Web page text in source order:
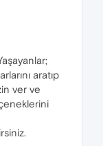
aratıp
ver ve